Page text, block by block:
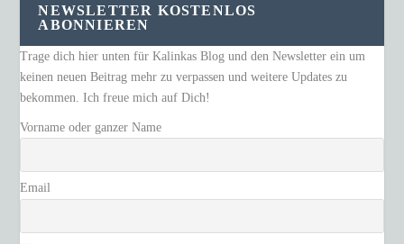
NEWSLETTER KOSTENLOS
ABONNIEREN
Trage dich hier unten für Kalinkas Blog und den Newsletter ein um
keinen neuen Beitrag mehr zu verpassen und weitere Updates zu
bekommen. Ich freue mich auf Dich!
Vorname oder ganzer Name
Email